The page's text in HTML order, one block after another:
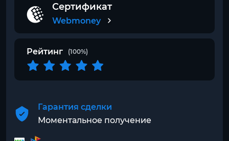
Сертификат
Webmoney
Рейтинг (100%)
Гарантия сделки
Моментальное получение